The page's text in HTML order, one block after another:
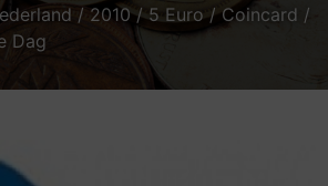
/ 2010 / 5 Euro / Coincard /
Dag